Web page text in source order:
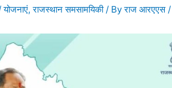
योजनाएं,राजस्थान समसामयिकी/ Byराज आरएएस /